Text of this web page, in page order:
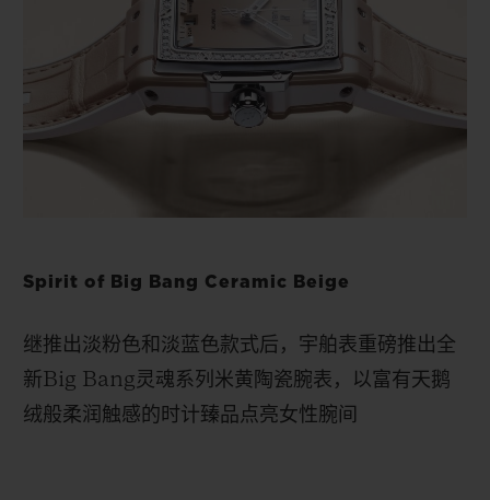
Spirit of Big Bang Ceramic Beige
继推出淡粉色和淡蓝色款式后，宇舶表重磅推出全
新Big Bang灵魂系列米黄陶瓷腕表，以富有天鹅
绒般柔润触感的时计臻品点亮女性腕间
BIG BANG系列
桃粉色陶瓷 ESSENTIAL
预期交付